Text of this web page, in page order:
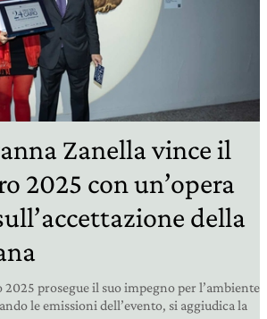
Zanella vince il
2025 con un’opera
della
prosegue il suo impegno per l’ambiente
le emissioni dell’evento, si aggiudica la